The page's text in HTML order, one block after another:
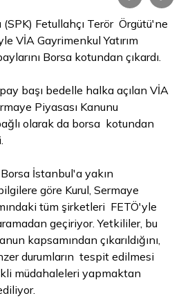
(SPK) Fetullahçı Terör Örgütü'ne
VİA Gayrimenkul Yatırım
Borsa kotundan çıkardı.
pay başı bedelle halka açılan VİA
Piyasası Kanunu
olarak da borsa kotundan
İstanbul'a yakın
göre Kurul, Sermaye
tüm şirketleri FETÖ'yle
geçiriyor. Yetkililer, bu
kapsamından çıkarıldığını,
durumların tespit edilmesi
müdahaleleri yapmaktan